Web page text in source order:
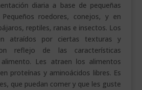
diaria a base de pequeñas
roedores, conejos, y en
reptiles, ranas e insectos. Los
atraídos por ciertas texturas y
reflejo de las características
Les atraen los alimentos
proteínas y aminoácidos libres. Es
que puedan comer y que les guste